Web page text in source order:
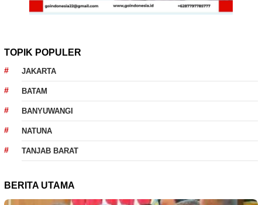
TOPIK POPULER
JAKARTA
BATAM
BANYUWANGI
NATUNA
TANJAB BARAT
BERITA UTAMA